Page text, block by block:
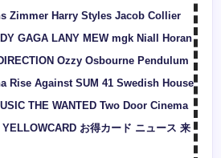
Zimmer Harry Styles Jacob Collier
GAGA LANY MEW mgk Niall Horan
Ozzy Osbourne Pendulum
Rise Against SUM 41 Swedish House
THE WANTED Two Door Cinema
YELLOWCARD お得カード ニュース 来